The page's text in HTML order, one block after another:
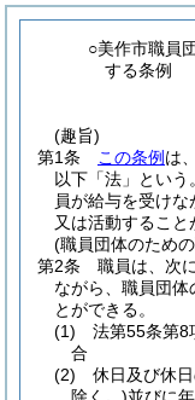
○美作市職員
する条例
(趣旨)
第1条
この条例 は
以下「法」という
員が給与を受けな
又は活動すること
(職員団体のため
第2条
職員は、次
ながら、職員団体
とができる。
(1)
法第55条第8
合
(2)
休日及び休